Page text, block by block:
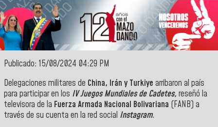
Publicado: 15/08/2024 04:29 PM
Delegaciones militares de China, Irán y Turkiye arribaron al país
para participar en los IV Juegos Mundiales de Cadetes, reseñó la
televisora de la Fuerza Armada Nacional Bolivariana (FANB) a
través de su cuenta en la red social Instagram.